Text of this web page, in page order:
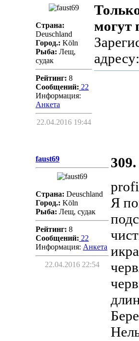
Страна:
Deuschland
Город.: Köln
Рыба: Лещ,
судак
Рейтинг: 8
Сообщений: 22
Информация:
Aнкета
22.04.2016 19:44
могут
faust69
Страна: Deuschland
Город.: Köln
Рыба: Лещ, судак
Рейтинг: 8
Сообщений: 22
Информация: Aнкета
22.04.2016 22:54
309.
Я